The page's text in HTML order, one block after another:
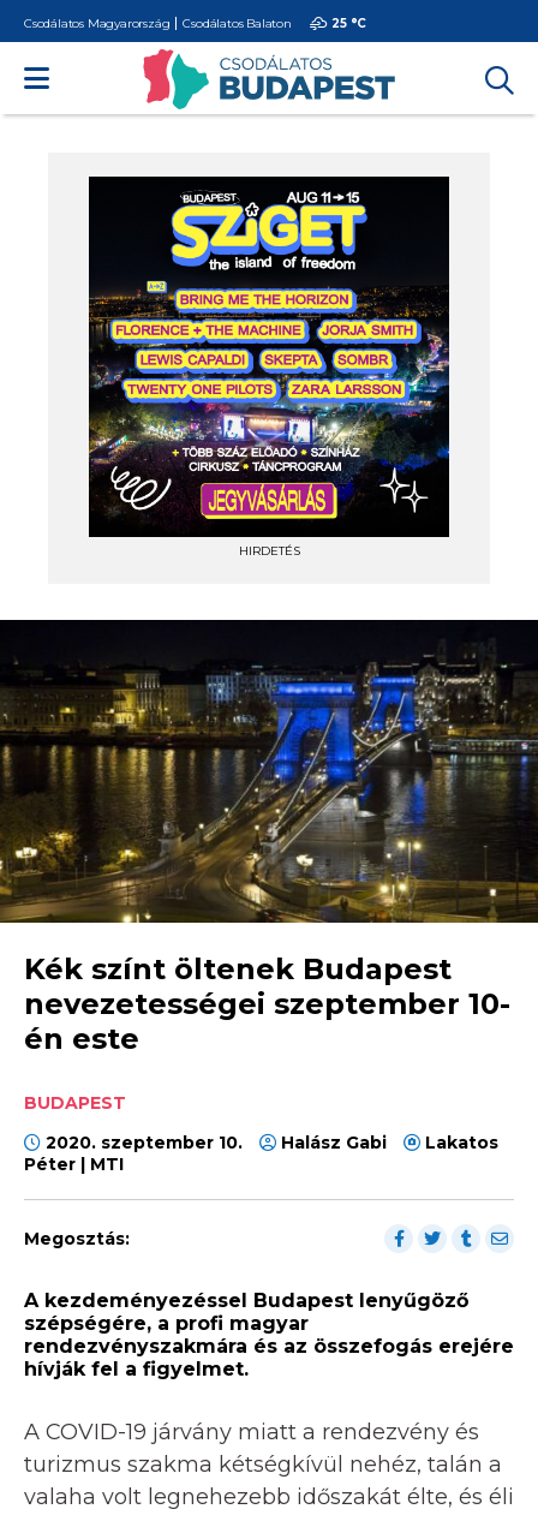
Csodálatos Magyarország Csodálatos Balaton 25 °C
HIRDETÉS
Kék színt öltenek Budapest
nevezetességei szeptember 10-
én este
BUDAPEST
2020. szeptember 10.
Halász Gabi
Lakatos
Péter | MTI
Megosztás:
A kezdeményezéssel Budapest lenyűgöző
szépségére, a profi magyar
rendezvényszakmára és az összefogás erejére
hívják fel a figyelmet.
A COVID-19 járvány miatt a rendezvény és
turizmus szakma kétségkívül nehéz, talán a
valaha volt legnehezebb időszakát élte, és éli